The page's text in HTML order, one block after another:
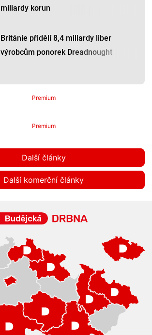
miliardy korun
Británie přidělí 8,4 miliardy liber
výrobcům ponorek Dreadnought
Premium
Premium
Další články
Další komerční články